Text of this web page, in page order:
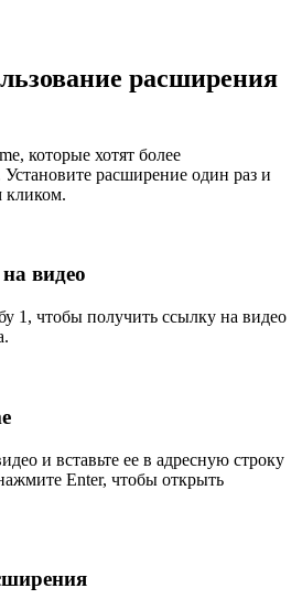
расширения
которые хотят более
расширение один раз и
кликом.
видео
1, чтобы получить ссылку на видео
и вставьте ее в адресную строку
Enter, чтобы открыть